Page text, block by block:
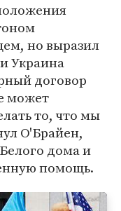
но выразил
Украина
договор
может
то, что мы
О'Брайен,
дома и
помощь.